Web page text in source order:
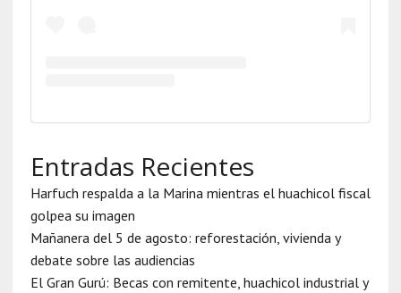
Entradas Recientes
Harfuch respalda a la Marina mientras el huachicol fiscal
golpea su imagen
Mañanera del 5 de agosto: reforestación, vivienda y
debate sobre las audiencias
El Gran Gurú: Becas con remitente, huachicol industrial y